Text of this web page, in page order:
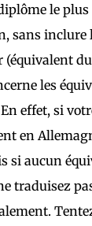
le
sans inclure
(équivalent
les
effet, si
en
si aucun
traduisez